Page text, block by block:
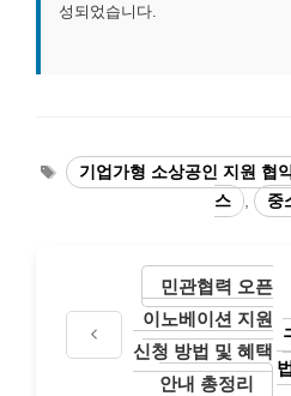
성되었습니다.
태
그
기업가형 소상공인 지원 협
스
, 중
민관협력 오픈
이노베이션 지원
신청 방법 및 혜택
안내 총정리